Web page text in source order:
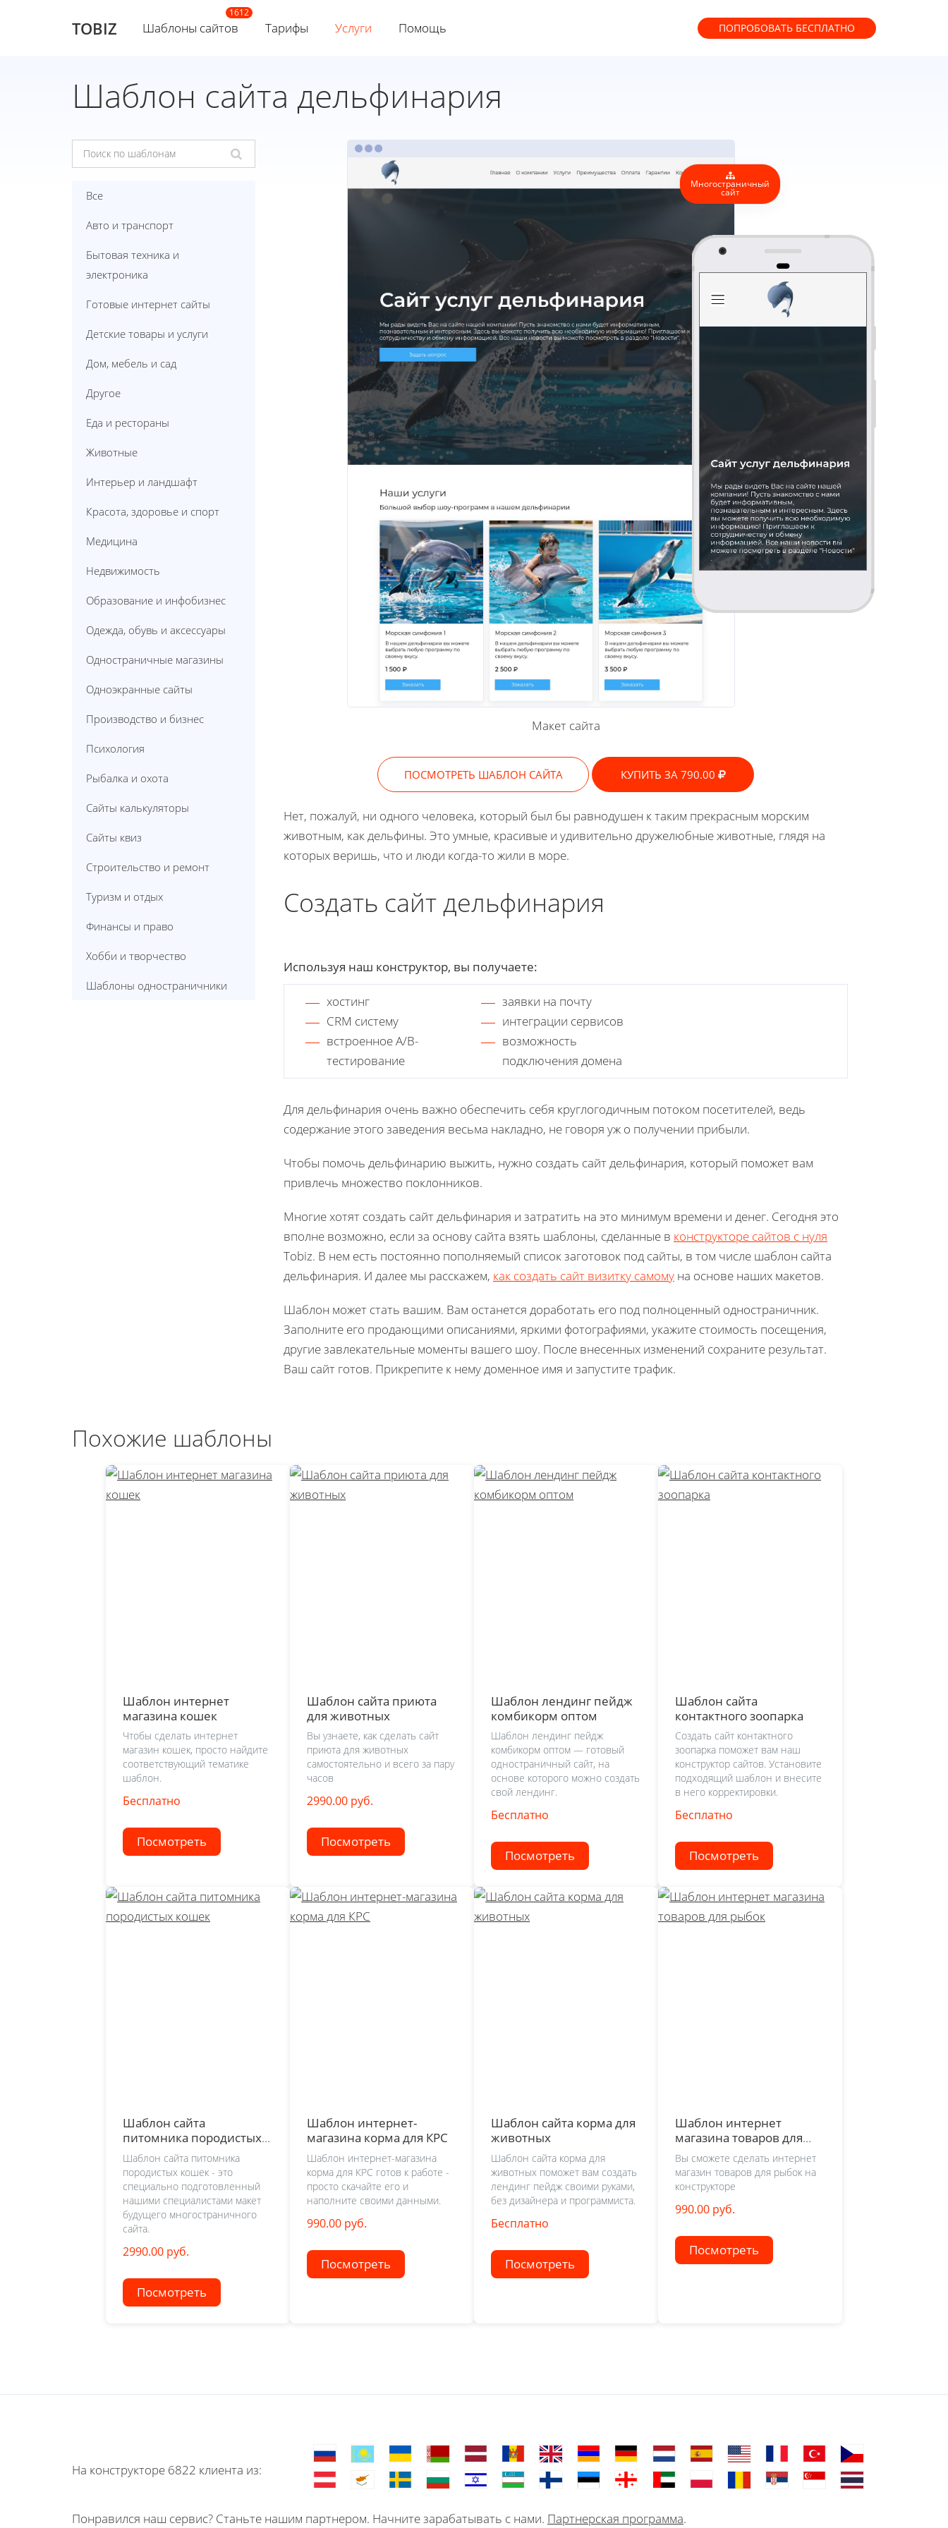
TOBIZ Шаблоны сайтов Тарифы Услуги Помощь ПОПРОБОВАТЬ БЕСПЛАТНО
Шаблон сайта дельфинария
Все
Авто и транспорт
Бытовая техника и
электроника
Готовые интернет сайты
Детские товары и услуги
Дом, мебель и сад
Другое
Еда и рестораны
Животные
Интерьер и ландшафт
Красота, здоровье и спорт
Медицина
Недвижимость
Образование и инфобизнес
Одежда, обувь и аксессуары
Одностраничные магазины
Одноэкранные сайты
Производство и бизнес
Психология
Рыбалка и охота
Сайты калькуляторы
Сайты квиз
Строительство и ремонт
Туризм и отдых
Финансы и право
Хобби и творчество
Шаблоны одностраничники
Многостраничный
сайт
Макет сайта
ПОСМОТРЕТЬ ШАБЛОН САЙТА КУПИТЬ ЗА 790.00
Нет, пожалуй, ни одного человека, который был бы равнодушен к таким прекрасным морским
животным, как дельфины. Это умные, красивые и удивительно дружелюбные животные, глядя на
которых веришь, что и люди когда-то жили в море.
Создать сайт дельфинария
Используя наш конструктор, вы получаете:
хостинг
заявки на почту
CRM систему
интеграции сервисов
встроенное A/B-
тестирование
возможность
подключения домена
Для дельфинария очень важно обеспечить себя круглогодичным потоком посетителей, ведь
содержание этого заведения весьма накладно, не говоря уж о получении прибыли.
Чтобы помочь дельфинарию выжить, нужно создать сайт дельфинария, который поможет вам
привлечь множество поклонников.
Многие хотят создать сайт дельфинария и затратить на это минимум времени и денег. Сегодня это
вполне возможно, если за основу сайта взять шаблоны, сделанные в конструкторе сайтов с нуля
Tobiz. В нем есть постоянно пополняемый список заготовок под сайты, в том числе шаблон сайта
дельфинария. И далее мы расскажем, как создать сайт визитку самому на основе наших макетов.
Шаблон может стать вашим. Вам останется доработать его под полноценный одностраничник.
Заполните его продающими описаниями, яркими фотографиями, укажите стоимость посещения,
другие завлекательные моменты вашего шоу. После внесенных изменений сохраните результат.
Ваш сайт готов. Прикрепите к нему доменное имя и запустите трафик.
Похожие шаблоны
Шаблон интернет
магазина кошек
Чтобы сделать интернет
магазин кошек, просто найдите
соответствующий тематике
шаблон.
Бесплатно
Посмотреть
Шаблон сайта приюта
для животных
Вы узнаете, как сделать сайт
приюта для животных
самостоятельно и всего за пару
часов
2990.00 руб.
Посмотреть
Шаблон лендинг пейдж
комбикорм оптом
Шаблон лендинг пейдж
комбикорм оптом — готовый
одностраничный сайт, на
основе которого можно создать
свой лендинг.
Бесплатно
Посмотреть
Шаблон сайта
контактного зоопарка
Создать сайт контактного
зоопарка поможет вам наш
конструктор сайтов. Установите
подходящий шаблон и внесите
в него корректировки.
Бесплатно
Посмотреть
Шаблон сайта
питомника породистых
кошек
Шаблон сайта питомника
породистых кошек - это
специально подготовленный
нашими специалистами макет
будущего многостраничного
сайта.
2990.00 руб.
Посмотреть
Шаблон интернет-
магазина корма для КРС
Шаблон интернет-магазина
корма для КРС готов к работе -
просто скачайте его и
наполните своими данными.
990.00 руб.
Посмотреть
Шаблон сайта корма для
животных
Шаблон сайта корма для
животных поможет вам создать
лендинг пейдж своими руками,
без дизайнера и программиста.
Бесплатно
Посмотреть
Шаблон интернет
магазина товаров для
рыбок
Вы сможете сделать интернет
магазин товаров для рыбок на
конструкторе
990.00 руб.
Посмотреть
На конструкторе 6822 клиента из:
Понравился наш сервис? Станьте нашим партнером. Начните зарабатывать с нами. Партнерская программа.